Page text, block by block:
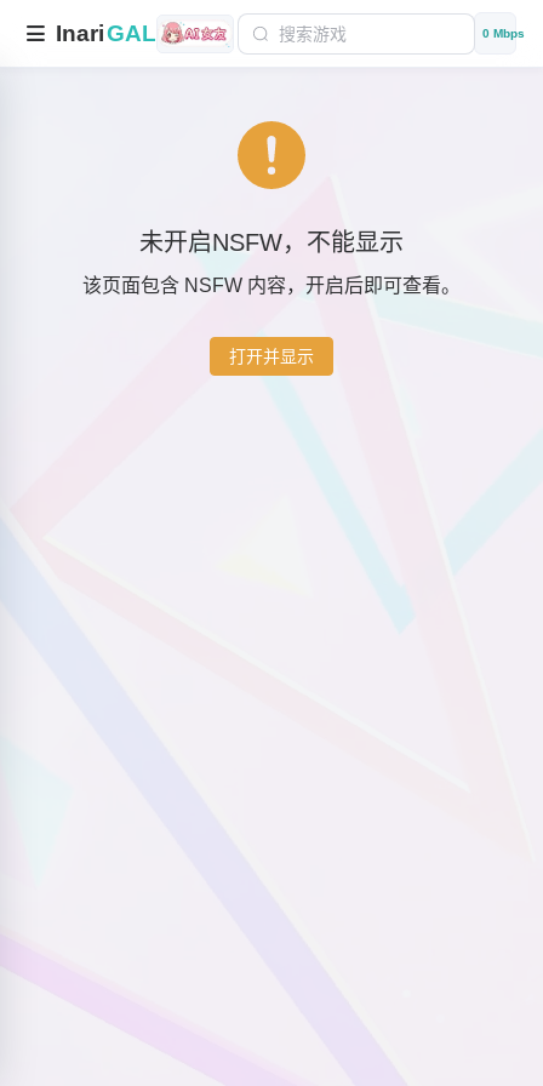
InariGAL 0 Mbps
未开启NSFW，不能显示
该页面包含 NSFW 内容，开启后即可查看。
打开并显示